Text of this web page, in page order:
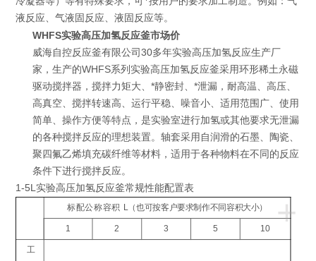
液反应、气液固反应、液固反应等。
WHFS实验高压加氢反应釜市场价
威海自控反应釜有限公司30多年实验高压加氢反应生产厂
家，生产的WHFS系列实验高压加氢反应釜采用环形稀土永磁
驱动搅拌器，搅拌力矩大、*静密封、*泄漏，耐高温、高压、
高真空、搅拌转速高、运行平稳、噪音小、适用范围广、使用
简单、操作方便等特点，是实验室进行加氢或其他要求无泄漏
的各种搅拌反应的理想装置。轴套采用自润滑的石墨、陶瓷、
聚四氟乙烯填充碳纤维等材料，适用于各种物料在不同的反应
条件下进行搅拌反应。
1-5L实验高压加氢反应釜常规性能配置表
+
标配公称容积 L（也可按客户要求制作不同容积大小）
1 2 3 5 10
工